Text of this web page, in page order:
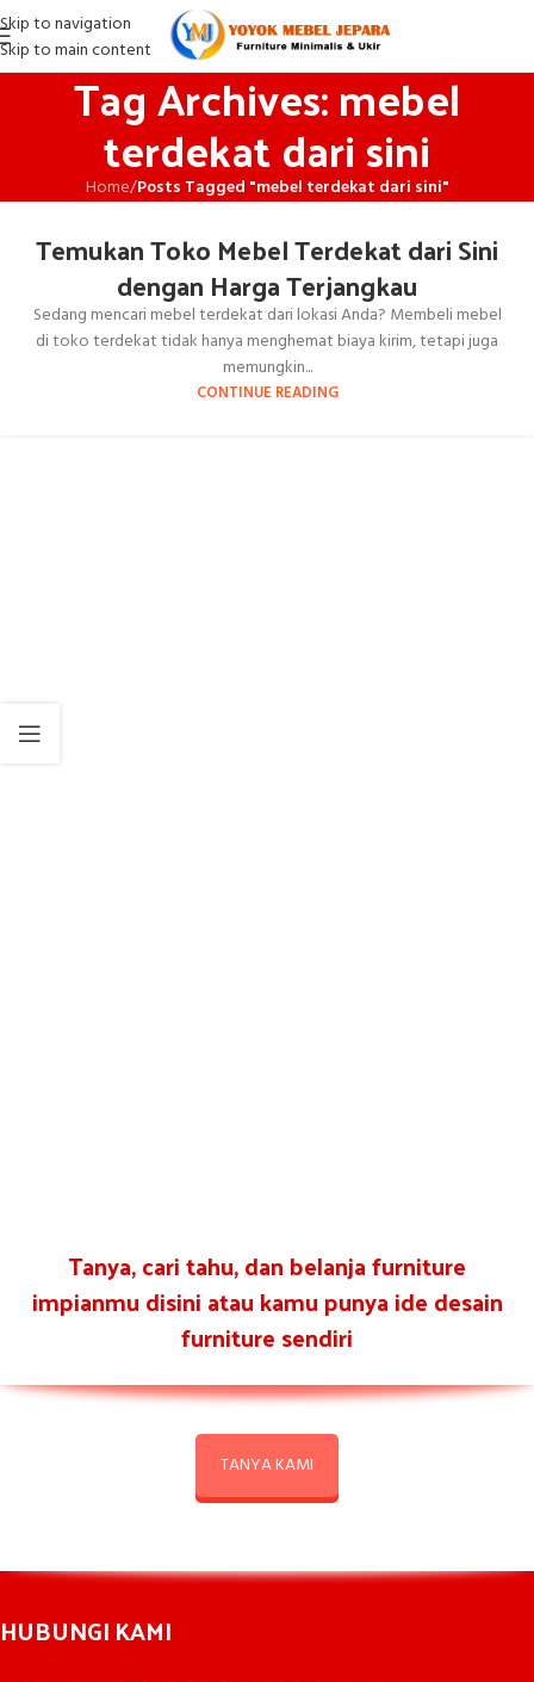
Skip to navigation
Skip to main content
Tag Archives: mebel
terdekat dari sini
Home/Posts Tagged "mebel terdekat dari sini"
Temukan Toko Mebel Terdekat dari Sini
dengan Harga Terjangkau
Sedang mencari mebel terdekat dari lokasi Anda? Membeli mebel
di toko terdekat tidak hanya menghemat biaya kirim, tetapi juga
memungkin...
CONTINUE READING
Tanya, cari tahu, dan belanja furniture
impianmu disini atau kamu punya ide desain
furniture sendiri
TANYA KAMI
HUBUNGI KAMI